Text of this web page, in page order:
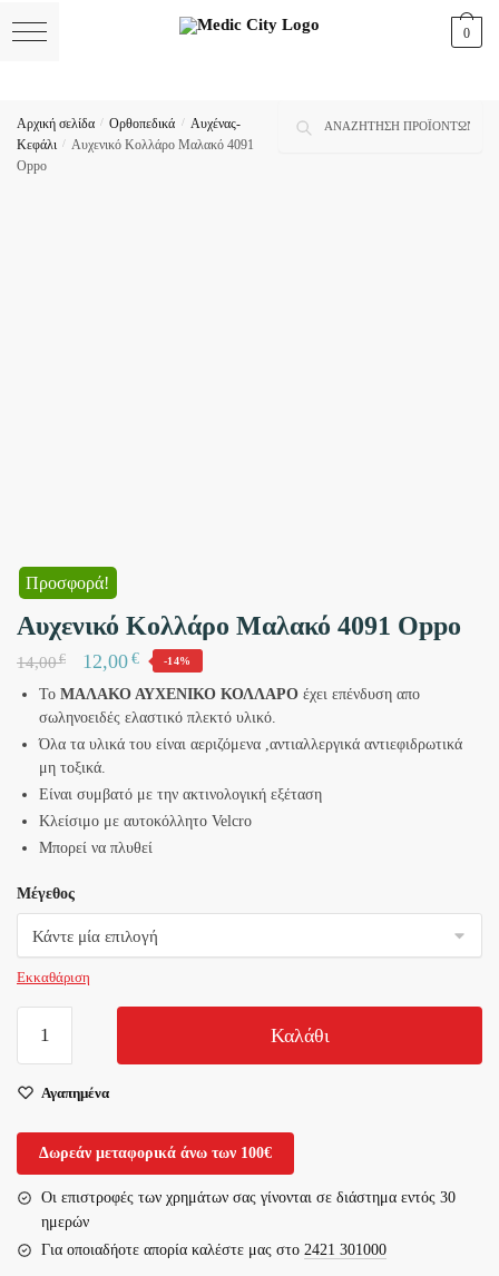
Αναζήτηση
0
Αρχική σελίδα / Ορθοπεδικά / Αυχένας-
Κεφάλι / Αυχενικό Κολλάρο Μαλακό 4091
Oppo
Προσφορά!
Αυχενικό Κολλάρο Μαλακό 4091 Oppo
14,00€ 12,00€ -14%
Το ΜΑΛΑΚΟ ΑΥΧΕΝΙΚΟ ΚΟΛΛΑΡΟ έχει επένδυση απο
σωληνοειδές ελαστικό πλεκτό υλικό.
Όλα τα υλικά του είναι αεριζόμενα ,αντιαλλεργικά αντιεφιδρωτικά
μη τοξικά.
Είναι συμβατό με την ακτινολογική εξέταση
Κλείσιμο με αυτοκόλλητο Velcro
Μπορεί να πλυθεί
Μέγεθος
Εκκαθάριση
Κολλάρο
4091
ποσότητα
Καλάθι
Αγαπημένα
Δωρεάν μεταφορικά άνω των 100€
Οι επιστροφές των χρημάτων σας γίνονται σε διάστημα εντός 30
ημερών
Για οποιαδήοτε απορία καλέστε μας στο 2421 301000